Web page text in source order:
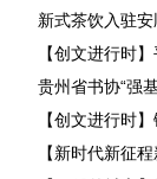
【创文进行时